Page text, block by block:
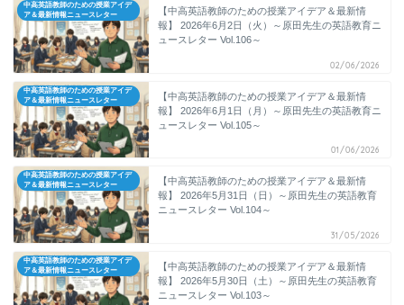
中高英語教師のための授業アイデ
ア＆最新情報ニュースレター
【中高英語教師のための授業アイデア＆最新情
報】 2026年6月2日（火）～原田先生の英語教育ニ
ュースレター Vol.106～
02/06/2026
中高英語教師のための授業アイデ
ア＆最新情報ニュースレター
【中高英語教師のための授業アイデア＆最新情
報】 2026年6月1日（月）～原田先生の英語教育ニ
ュースレター Vol.105～
01/06/2026
中高英語教師のための授業アイデ
ア＆最新情報ニュースレター
【中高英語教師のための授業アイデア＆最新情
報】 2026年5月31日（日）～原田先生の英語教育
ニュースレター Vol.104～
31/05/2026
中高英語教師のための授業アイデ
ア＆最新情報ニュースレター
【中高英語教師のための授業アイデア＆最新情
報】 2026年5月30日（土）～原田先生の英語教育
ニュースレター Vol.103～